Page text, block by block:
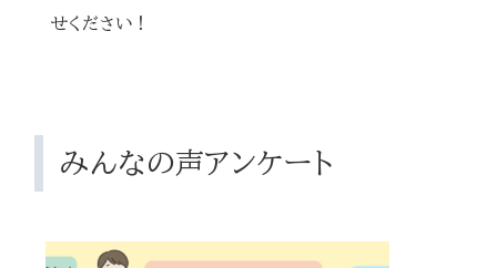
せください！
みんなの声アンケート